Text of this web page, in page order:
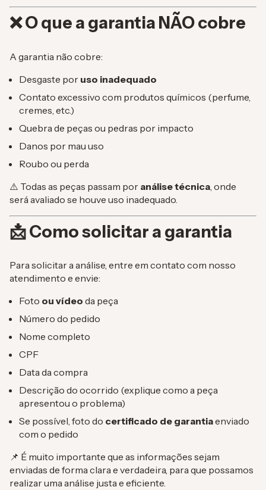
❌ O que a garantia NÃO cobre
A garantia não cobre:
Desgaste por uso inadequado
Contato excessivo com produtos químicos (perfume,
cremes, etc.)
Quebra de peças ou pedras por impacto
Danos por mau uso
Roubo ou perda
⚠️ Todas as peças passam por análise técnica, onde
será avaliado se houve uso inadequado.
📩 Como solicitar a garantia
Para solicitar a análise, entre em contato com nosso
atendimento e envie:
Foto ou vídeo da peça
Número do pedido
Nome completo
CPF
Data da compra
Descrição do ocorrido (explique como a peça
apresentou o problema)
Se possível, foto do certificado de garantiaenviado
com o pedido
📌 É muito importante que as informações sejam
enviadas de forma clara e verdadeira, para que possamos
realizar uma análise justa e eficiente.